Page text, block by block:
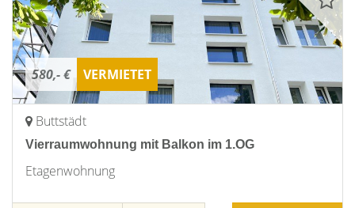
580,- € VERMIETET
Buttstädt
Vierraumwohnung mit Balkon im 1.OG
Etagenwohnung